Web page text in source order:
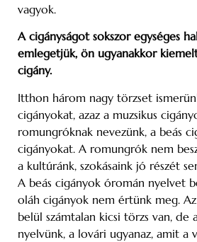
vagyok.
A cigányságot sokszor egységes
emlegetjük, ön ugyanakkor
cigány.
Itthon három nagy törzset
cigányokat, azaz a muzsikus
romungróknak nevezünk, a beás
cigányokat. A romungrók nem
a kultúránk, szokásaink jó részét
A beás cigányok óromán nyelvet
oláh cigányok nem értünk meg.
belül számtalan kicsi törzs van, de
nyelvünk, a lovári ugyanaz, amit a